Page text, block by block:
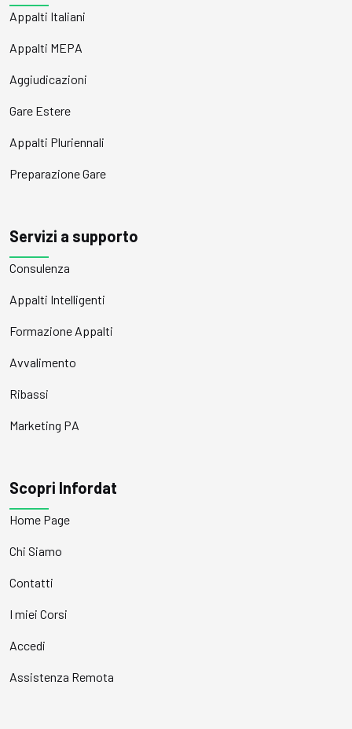
Appalti Italiani
Appalti MEPA
Aggiudicazioni
Gare Estere
Appalti Pluriennali
Preparazione Gare
Servizi a supporto
Consulenza
Appalti Intelligenti
Formazione Appalti
Avvalimento
Ribassi
Marketing PA
Scopri Infordat
Home Page
Chi Siamo
Contatti
I miei Corsi
Accedi
Assistenza Remota